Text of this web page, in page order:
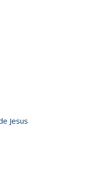
Jesus